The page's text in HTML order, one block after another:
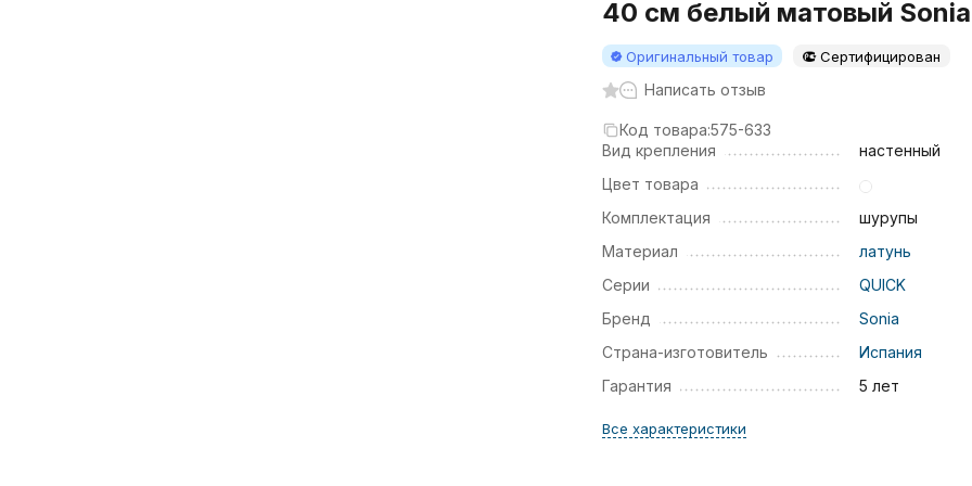
40 см белый матовый
Оригинальный товар Сертифицирован
Написать отзыв
Код товара:575-633
Вид крепления
настенный
Цвет товара
Комплектация
шурупы
Материал
латунь
Серии
QUICK
Бренд
Sonia
Страна-изготовитель
Испания
Гарантия
5 лет
Все характеристики